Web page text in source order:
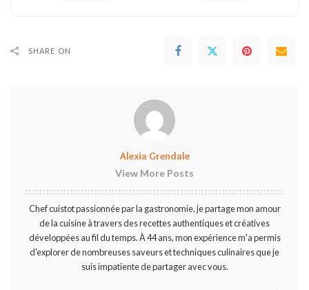
SHARE ON
Alexia Grendale
View More Posts
Chef cuistot passionnée par la gastronomie, je partage mon amour
de la cuisine à travers des recettes authentiques et créatives
développées au fil du temps. À 44 ans, mon expérience m'a permis
d'explorer de nombreuses saveurs et techniques culinaires que je
suis impatiente de partager avec vous.